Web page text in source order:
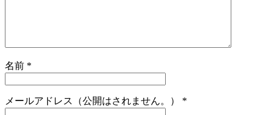
名前 *
メールアドレス（公開はされません。） *